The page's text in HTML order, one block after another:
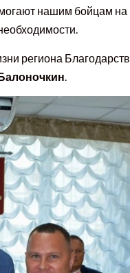
нашим бойцам на
региона
.